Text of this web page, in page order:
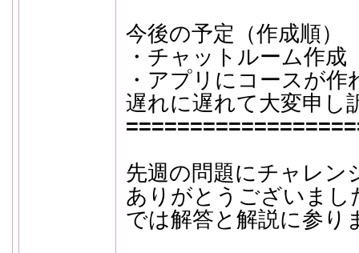
今後の予定（作成順）
・チャットルーム作成
・アプリにコースが
遅れに遅れて大変申し
先週の問題にチャレン
ありがとうございまし
では解答と解説に参り